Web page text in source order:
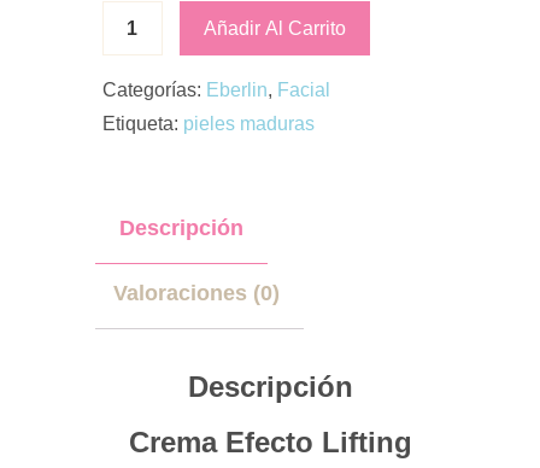
Añadir Al Carrito
Categorías: Eberlin, Facial
Etiqueta: pieles maduras
Descripción
Valoraciones (0)
Descripción
Crema Efecto Lifting